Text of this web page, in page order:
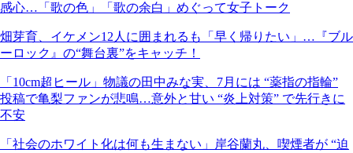
感心…「歌の色」「歌の余白」めぐって女子トーク
畑芽育、イケメン12人に囲まれるも「早く帰りたい」…『ブル
ーロック』の“舞台裏”をキャッチ！
「10cm超ヒール」物議の田中みな実、7月には “薬指の指輪”
投稿で亀梨ファンが悲鳴…意外と甘い “炎上対策” で先行きに
不安
「社会のホワイト化は何も生まない」岸谷蘭丸、喫煙者が “迫